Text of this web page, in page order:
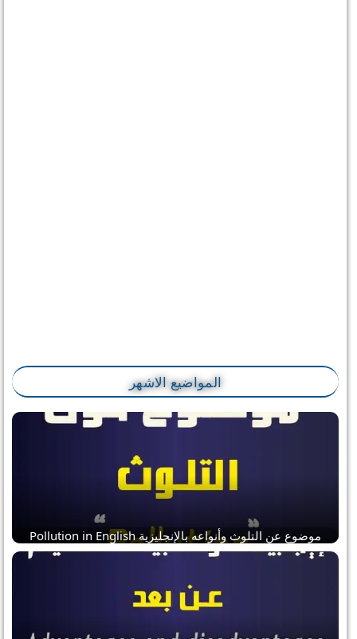
المواضيع الاشهر
موضوع عن التلوث وأنواعه بالإنجليزية Pollution in English